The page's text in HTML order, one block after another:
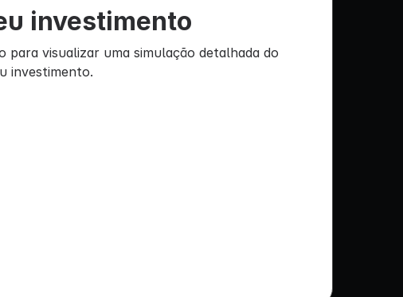
investimento
para visualizar uma simulação detalhada do
investimento.